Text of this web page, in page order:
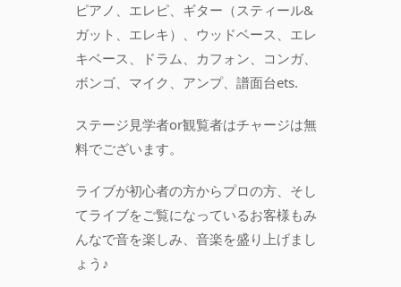
ピアノ、エレピ、ギター（スティール&
ガット、エレキ）、ウッドベース、エレ
キベース、ドラム、カフォン、コンガ、
ボンゴ、マイク、アンプ、譜面台ets.
ステージ見学者or観覧者はチャージは無
料でございます。
ライブが初心者の方からプロの方、そし
てライブをご覧になっているお客様もみ
んなで音を楽しみ、音楽を盛り上げまし
ょう♪